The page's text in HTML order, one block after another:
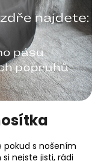
pokud s nošením
nejste jisti, rádi